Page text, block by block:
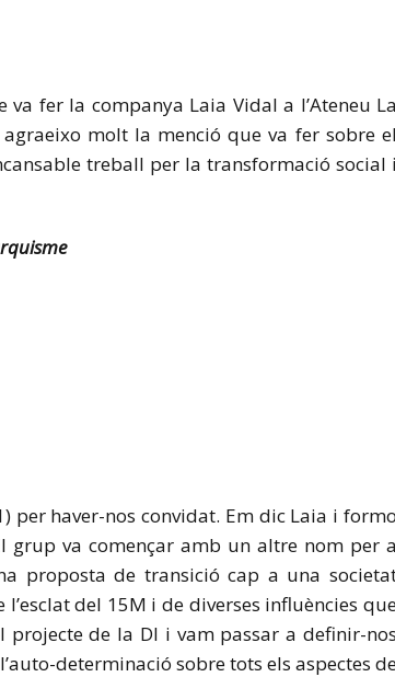
fer la companya Laia Vidal a l’Ateneu
molt la menció que va fer sobre
treball per la transformació social i
per haver-nos convidat. Em dic Laia i formo
grup va començar amb un altre nom per a
proposta de transició cap a una
del 15M i de diverses influències
de la DI i vam passar a definir-
determinació sobre tots els aspectes